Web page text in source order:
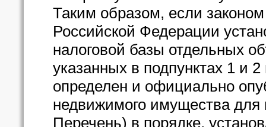
Таким образом, если
Российской Федерации
налоговой базы отдельных
указанных в подпунктах 1 и
определен и официально
недвижимого имущества для
Перечень) в порядке,